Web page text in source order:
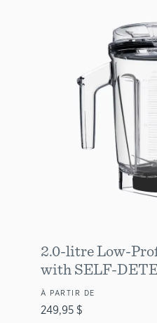
2.0-litre Low-
with SELF-
À PARTIR DE
249,95 $